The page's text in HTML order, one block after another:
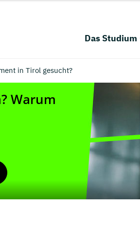
Das Studium
in Tirol gesucht?